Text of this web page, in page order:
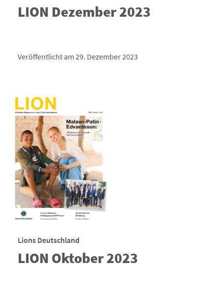
LION Dezember 2023
Veröffentlicht am 29. Dezember 2023
Lions Deutschland
LION Oktober 2023